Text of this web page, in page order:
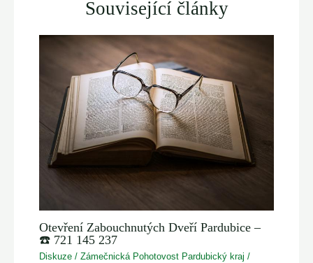
Související články
Otevření Zabouchnutých Dveří Pardubice –
☎️ 721 145 237
Diskuze /Zámečnická Pohotovost Pardubický kraj /